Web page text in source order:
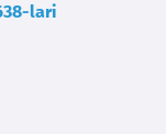
lari